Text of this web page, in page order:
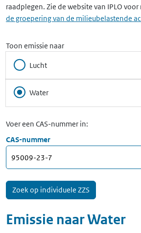
raadplegen. Zie de website van IPLO voor
de groepering van de milieubelastende
Toon emissie naar
Lucht
Water
Voer een CAS-nummer in:
CAS-nummer
Emissie naarWater